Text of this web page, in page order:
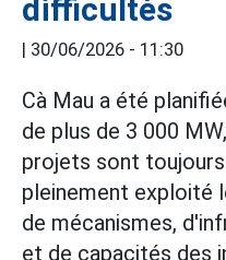
difficultés
30/06/2026 - 11:30
Cà Mau a été
de plus de 3 000
projets sont
pleinement exploité
de mécanismes,
et de capacités des